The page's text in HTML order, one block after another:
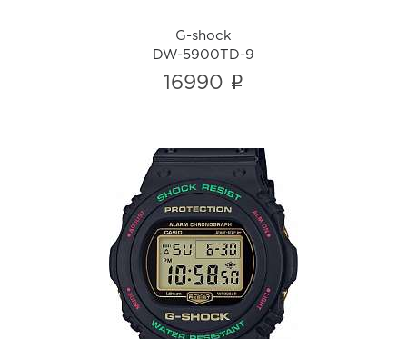
G-shock
DW-5900TD-9
16990 i
G-shock
DW-5700TH-1
i